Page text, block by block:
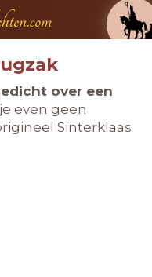
over een
even geen
Sinterklaas